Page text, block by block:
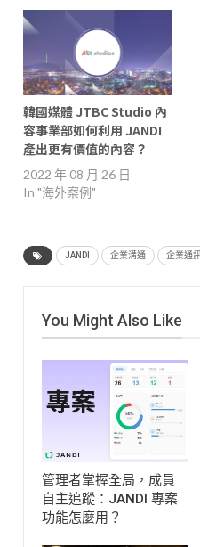
韓國媒體 JTBC Studio 內
容事業部如何利用 JANDI
產出更有價值的內容？
2022 年 08 月 26 日
In "海外案例"
JANDI 企業溝通 企業通
You Might Also Like
管理者掌握全局，成員
自主追蹤：JANDI 專案
功能怎麼用？